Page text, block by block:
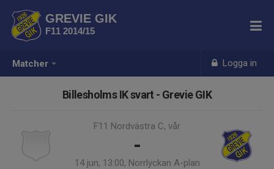
Matcher Logga in
GREVIE GIK
F11 2014/15
Billesholms IK svart - Grevie GIK
F11 Nordvästra C, vår
-
14 jun, 13:00, Norrlyckan A-plan